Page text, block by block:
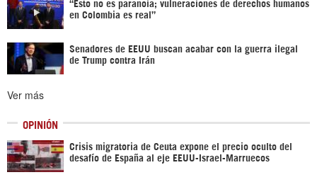
“Esto no es paranoia; vulneraciones de derechos humanos
en Colombia es real”
Senadores de EEUU buscan acabar con la guerra ilegal
de Trump contra Irán
Ver más
OPINIÓN
Crisis migratoria de Ceuta expone el precio oculto del
desafío de España al eje EEUU-Israel-Marruecos